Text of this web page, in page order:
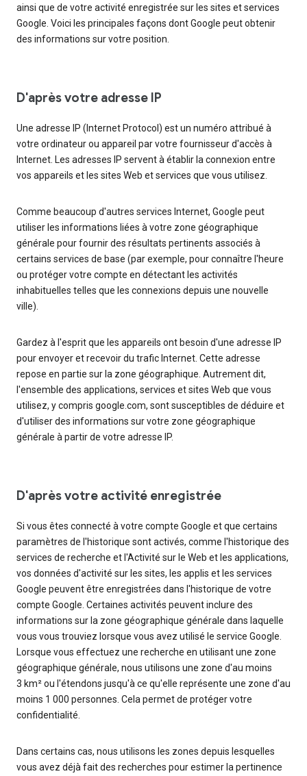
ainsi que de votre activité enregistrée sur les sites et services
Google. Voici les principales façons dont Google peut obtenir
des informations sur votre position.
D'après votre adresse IP
Une adresse IP (Internet Protocol) est un numéro attribué à
votre ordinateur ou appareil par votre fournisseur d'accès à
Internet. Les adresses IP servent à établir la connexion entre
vos appareils et les sites Web et services que vous utilisez.
Comme beaucoup d'autres services Internet, Google peut
utiliser les informations liées à votre zone géographique
générale pour fournir des résultats pertinents associés à
certains services de base (par exemple, pour connaître l'heure
ou protéger votre compte en détectant les activités
inhabituelles telles que les connexions depuis une nouvelle
ville).
Gardez à l'esprit que les appareils ont besoin d'une adresse IP
pour envoyer et recevoir du trafic Internet. Cette adresse
repose en partie sur la zone géographique. Autrement dit,
l'ensemble des applications, services et sites Web que vous
utilisez, y compris google.com, sont susceptibles de déduire et
d'utiliser des informations sur votre zone géographique
générale à partir de votre adresse IP.
D'après votre activité enregistrée
Si vous êtes connecté à votre compte Google et que certains
paramètres de l'historique sont activés, comme l'historique des
services de recherche et l'Activité sur le Web et les applications,
vos données d'activité sur les sites, les applis et les services
Google peuvent être enregistrées dans l'historique de votre
compte Google. Certaines activités peuvent inclure des
informations sur la zone géographique générale dans laquelle
vous vous trouviez lorsque vous avez utilisé le service Google.
Lorsque vous effectuez une recherche en utilisant une zone
géographique générale, nous utilisons une zone d'au moins
3 km² ou l'étendons jusqu'à ce qu'elle représente une zone d'au
moins 1 000 personnes. Cela permet de protéger votre
confidentialité.
Dans certains cas, nous utilisons les zones depuis lesquelles
vous avez déjà fait des recherches pour estimer la pertinence